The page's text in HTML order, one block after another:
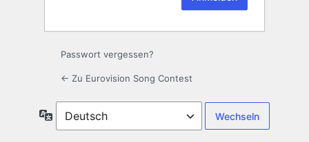
Passwort vergessen?
← Zu Eurovision Song Contest
Sprache